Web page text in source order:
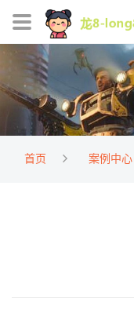
首页 案例中心